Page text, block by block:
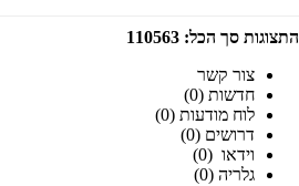
התצוגות סך הכל: 110563
צור קשר
חדשות (0)
לוח מודעות (0)
דרושים (0)
וידאו (0)
גלריה (0)